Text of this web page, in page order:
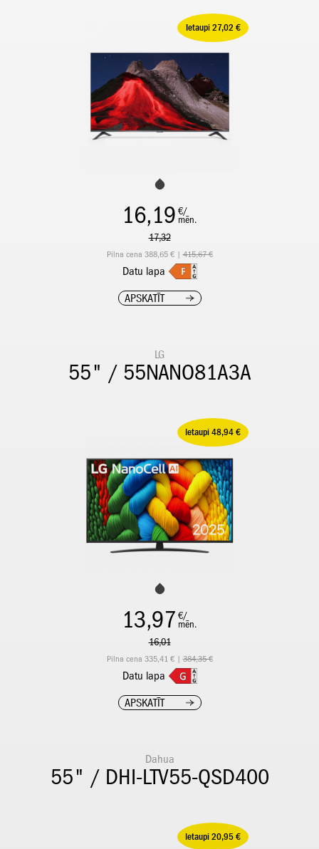
Ietaupi 27,02 €
16,19 €/
mēn.
17,32
Pilna cena 388,65 € |415,67 €
Datu lapa
APSKATĪT
LG
55" / 55NANO81A3A
Ietaupi 48,94 €
13,97 €/
mēn.
16,01
Pilna cena 335,41 € |384,35 €
Datu lapa
APSKATĪT
Dahua
55" / DHI-LTV55-QSD400
Ietaupi 20,95 €